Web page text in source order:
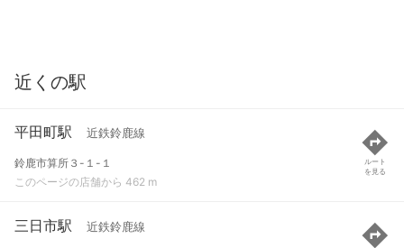
近くの駅
平田町駅 近鉄鈴鹿線
鈴鹿市算所３-１-１
このページの店舗から 462 m
ルート
を見る
三日市駅 近鉄鈴鹿線